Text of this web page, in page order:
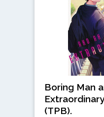
Boring Man
(TPB).